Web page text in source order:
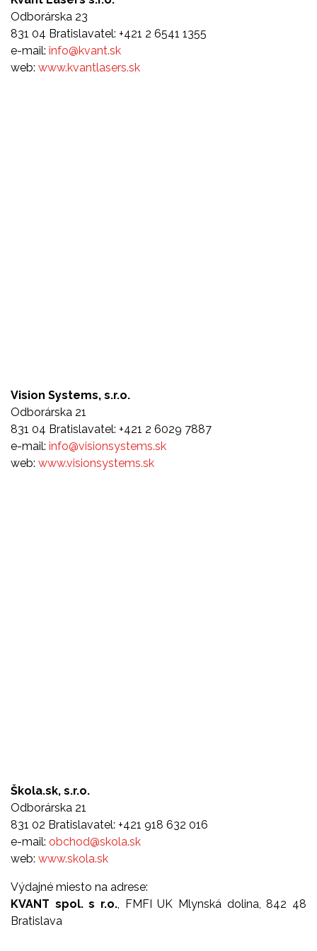
Odborárska 23
831 04 Bratislavatel: +421 2 6541 1355
e-mail: info@kvant.sk
web: www.kvantlasers.sk
Vision Systems, s.r.o.
Odborárska 21
831 04 Bratislavatel: +421 2 6029 7887
e-mail: info@visionsystems.sk
web: www.visionsystems.sk
Škola.sk, s.r.o.
Odborárska 21
831 02 Bratislavatel: +421 918 632 016
e-mail: obchod@skola.sk
web: www.skola.sk
Výdajné miesto na adrese:
KVANT spol. s r.o. , FMFI UK Mlynská dolina, 842 48
Bratislava